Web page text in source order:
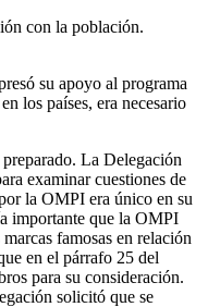
con la población.
su apoyo al programa
los países, era necesario
La Delegación
examinar cuestiones de
la OMPI era único en su
importante que la OMPI
famosas en relación
en el párrafo 25 del
para su consideración.
solicitó que se